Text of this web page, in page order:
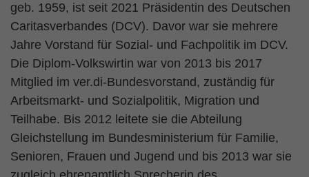
geb. 1959, ist seit 2021 Präsidentin des Deutschen
Caritasverbandes (DCV). Davor war sie mehrere
Jahre Vorstand für Sozial- und Fachpolitik im DCV.
Die Diplom-Volkswirtin war von 2013 bis 2017
Mitglied im ver.di-Bundesvorstand, zuständig für
Arbeitsmarkt- und Sozialpolitik, Migration und
Teilhabe. Bis 2012 leitete sie die Abteilung
Gleichstellung im Bundesministerium für Familie,
Senioren, Frauen und Jugend und bis 2013 war sie